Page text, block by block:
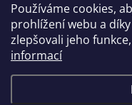
Používáme cookies,
prohlížení webu a
zlepšovali jeho
informací